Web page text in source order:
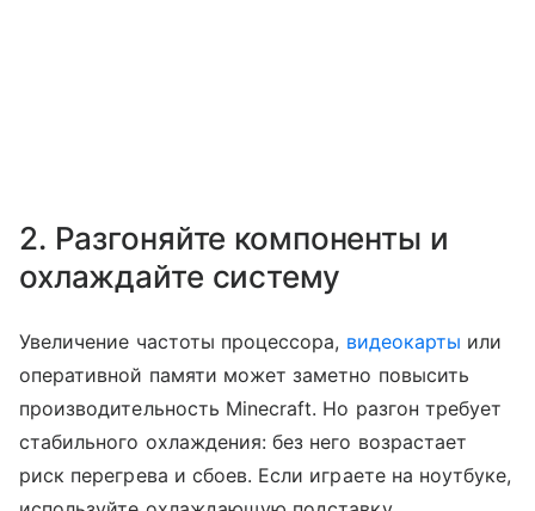
2. Разгоняйте компоненты и
охлаждайте систему
Увеличение частоты процессора, видеокарты или
оперативной памяти может заметно повысить
производительность Minecraft. Но разгон требует
стабильного охлаждения: без него возрастает
риск перегрева и сбоев. Если играете на ноутбуке,